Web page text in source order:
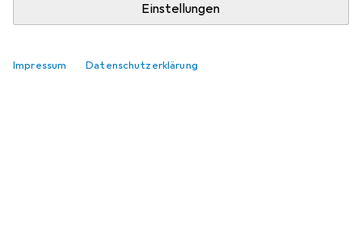
Einstellungen
Impressum Datenschutzerklärung